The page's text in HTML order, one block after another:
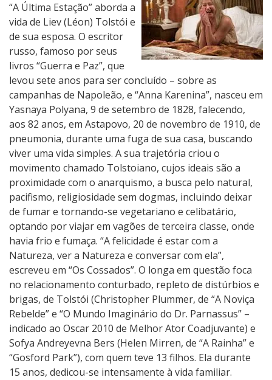
“A Última Estação” aborda a
vida de Liev (Léon) Tolstói e
de sua esposa. O escritor
russo, famoso por seus
livros “Guerra e Paz”, que
levou sete anos para ser concluído – sobre as
campanhas de Napoleão, e “Anna Karenina”, nasceu em
Yasnaya Polyana, 9 de setembro de 1828, falecendo,
aos 82 anos, em Astapovo, 20 de novembro de 1910, de
pneumonia, durante uma fuga de sua casa, buscando
viver uma vida simples. A sua trajetória criou o
movimento chamado Tolstoiano, cujos ideais são a
proximidade com o anarquismo, a busca pelo natural,
pacifismo, religiosidade sem dogmas, incluindo deixar
de fumar e tornando-se vegetariano e celibatário,
optando por viajar em vagões de terceira classe, onde
havia frio e fumaça. “A felicidade é estar com a
Natureza, ver a Natureza e conversar com ela”,
escreveu em “Os Cossados”. O longa em questão foca
no relacionamento conturbado, repleto de distúrbios e
brigas, de Tolstói (Christopher Plummer, de “A Noviça
Rebelde” e “O Mundo Imaginário do Dr. Parnassus” –
indicado ao Oscar 2010 de Melhor Ator Coadjuvante) e
Sofya Andreyevna Bers (Helen Mirren, de “A Rainha” e
“Gosford Park”), com quem teve 13 filhos. Ela durante
15 anos, dedicou-se intensamente à vida familiar.